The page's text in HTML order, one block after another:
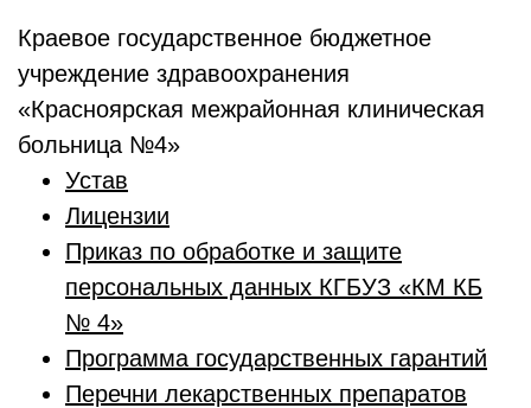
Краевое государственное бюджетное
учреждение здравоохранения
«Красноярская межрайонная клиническая
больница №4»
Устав
Лицензии
Приказ по обработке и защите
персональных данных КГБУЗ «КМ КБ
№ 4»
Программа государственных гарантий
Перечни лекарственных препаратов